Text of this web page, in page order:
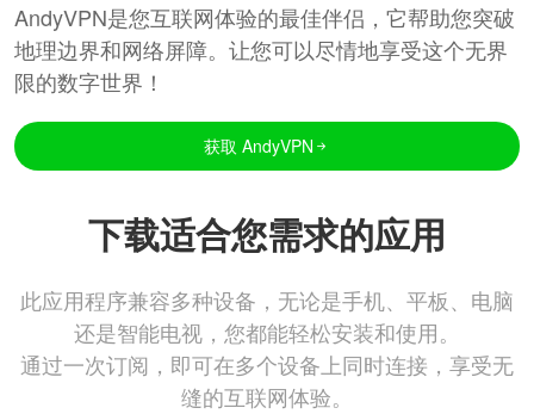
AndyVPN是您互联网体验的最佳伴侣，它帮助您突破
地理边界和网络屏障。让您可以尽情地享受这个无界
限的数字世界！
获取 AndyVPN
下载适合您需求的应用
此应用程序兼容多种设备，无论是手机、平板、电脑
还是智能电视，您都能轻松安装和使用。
通过一次订阅，即可在多个设备上同时连接，享受无
缝的互联网体验。